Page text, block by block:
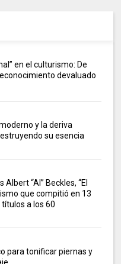
en el culturismo: De
devaluado
y la deriva
su esencia
“Al” Beckles, “El
que compitió en 13
títulos a los 60
para tonificar piernas y